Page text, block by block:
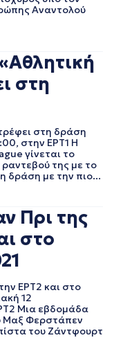
Αναντολού
στη
στη δράση
στην ΕΡΤ1 Η
γίνεται το
της με το
δράση με την πιο...
Πρι της
στο
ΕΡΤ2 και στο
12
Μια εβδομάδα
Μαξ Φερστάπεν
του Ζάντφουρτ